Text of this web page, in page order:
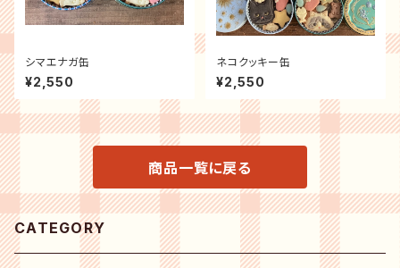
シマエナガ缶
¥2,550
ネコクッキー缶
¥2,550
商品一覧に戻る
CATEGORY